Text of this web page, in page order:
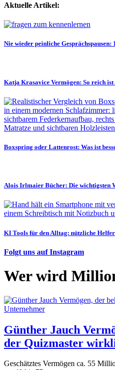
Aktuelle Artikel:
Nie wieder peinliche
Katja Krasavice Vermögen: So reich
Boxspring oder Lattenrost: Was ist
Alois Irlmaier Bücher: Die wichtigsten
KI Tools für den Alltag: nützliche
Folgt uns auf Instagram
Wer wird
Günther Jauch
der Quizmaster
Geschätztes Vermögen ca. 55